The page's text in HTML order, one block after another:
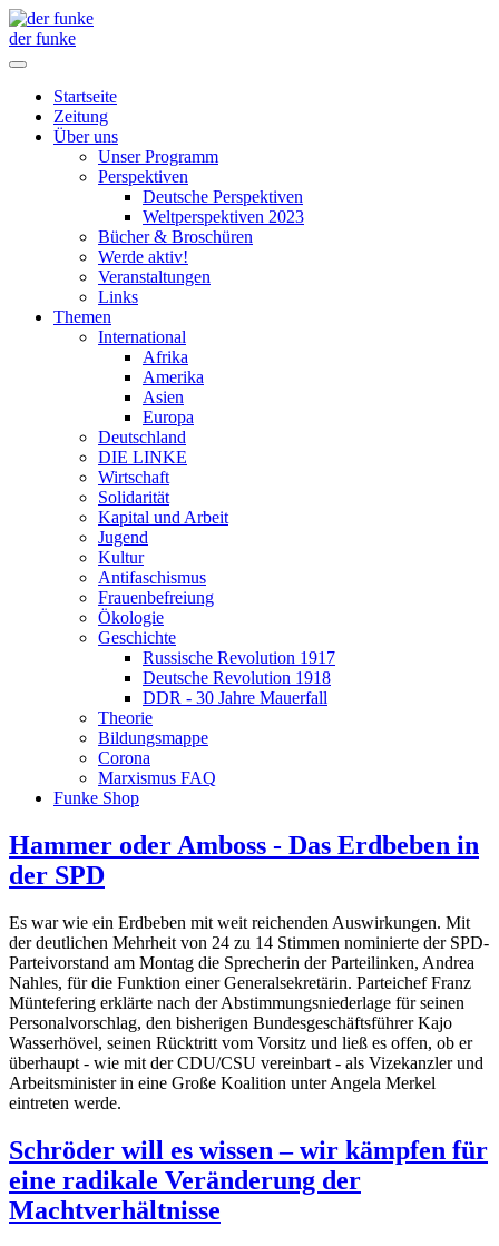
der funke
Startseite
Zeitung
Über uns
Unser Programm
Perspektiven
Deutsche Perspektiven
Weltperspektiven 2023
Bücher & Broschüren
Werde aktiv!
Veranstaltungen
Links
Themen
International
Afrika
Amerika
Asien
Europa
Deutschland
DIE LINKE
Wirtschaft
Solidarität
Kapital und Arbeit
Jugend
Kultur
Antifaschismus
Frauenbefreiung
Ökologie
Geschichte
Russische Revolution 1917
Deutsche Revolution 1918
DDR - 30 Jahre Mauerfall
Theorie
Bildungsmappe
Corona
Marxismus FAQ
Funke Shop
Hammer oder Amboss - Das Erdbeben in
der SPD
Es war wie ein Erdbeben mit weit reichenden Auswirkungen. Mit
der deutlichen Mehrheit von 24 zu 14 Stimmen nominierte der SPD-
Parteivorstand am Montag die Sprecherin der Parteilinken, Andrea
Nahles, für die Funktion einer Generalsekretärin. Parteichef Franz
Müntefering erklärte nach der Abstimmungsniederlage für seinen
Personalvorschlag, den bisherigen Bundesgeschäftsführer Kajo
Wasserhövel, seinen Rücktritt vom Vorsitz und ließ es offen, ob er
überhaupt - wie mit der CDU/CSU vereinbart - als Vizekanzler und
Arbeitsminister in eine Große Koalition unter Angela Merkel
eintreten werde.
Schröder will es wissen – wir kämpfen für
eine radikale Veränderung der
Machtverhältnisse